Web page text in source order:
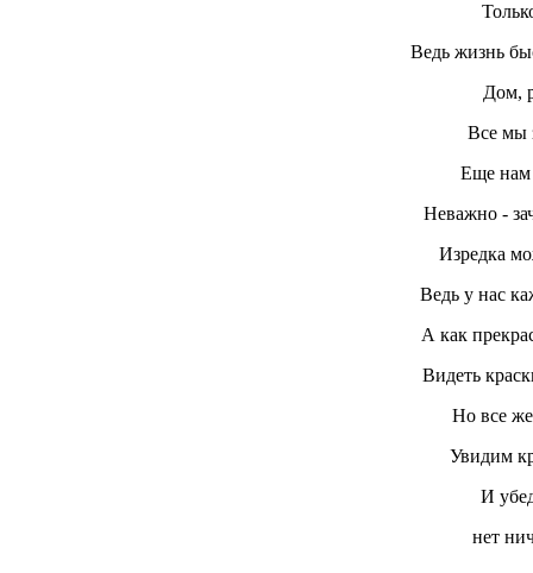
Ведь жизнь
Дом,
Все мы
Еще нам
Неважно -
Изредка
Ведь у нас
А как
Видеть
Но все же
Увидим
И
нет